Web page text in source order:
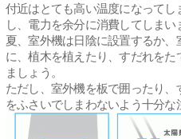
付近はとても高い温度になって
し、電力を余分に消費してしまい
夏、室外機は日陰に設置するか
に、植木を植えたり、すだれを
ましょう。
ただし、室外機を板で囲ったり
をふさいでしまわないよう十分な